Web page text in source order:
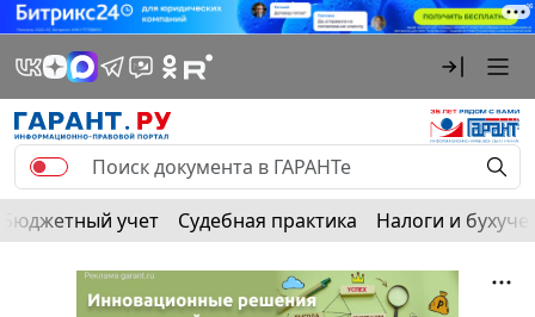
Бюджетный учет Судебная практика Налоги и